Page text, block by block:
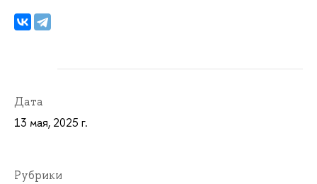
Дата
13 мая, 2025 г.
Рубрики